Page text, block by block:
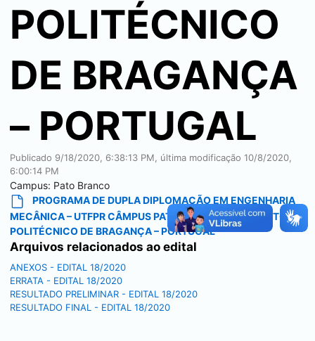
POLITÉCNICO
DE BRAGANÇA
– PORTUGAL
Publicado 9/18/2020, 6:38:13 PM , última modificação 10/8/2020,
6:00:14 PM
Campus: Pato Branco
PROGRAMA DE DUPLA DIPLOMAÇÃO EM ENGENHARIA
MECÂNICA – UTFPR CÂMPUS PATO BRANCO E INSTITUTO
POLITÉCNICO DE BRAGANÇA – PORTUGAL
Arquivos relacionados ao edital
ANEXOS - EDITAL 18/2020
ERRATA - EDITAL 18/2020
RESULTADO PRELIMINAR - EDITAL 18/2020
RESULTADO FINAL - EDITAL 18/2020